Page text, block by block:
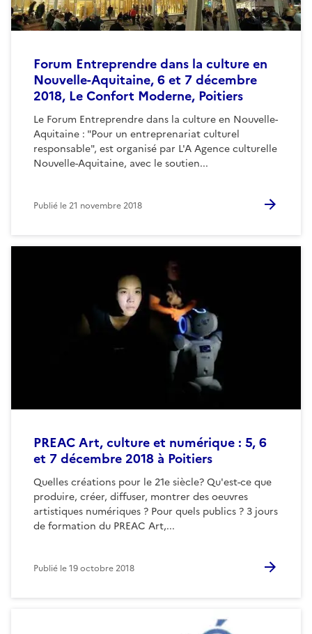
Forum Entreprendre dans la culture en
Nouvelle-Aquitaine, 6 et 7 décembre
2018, Le Confort Moderne, Poitiers
Le Forum Entreprendre dans la culture en Nouvelle-
Aquitaine : "Pour un entreprenariat culturel
responsable", est organisé par L'A Agence culturelle
Nouvelle-Aquitaine, avec le soutien...
Publié le21 novembre 2018
PREAC Art, culture et numérique : 5, 6
et 7 décembre 2018 à Poitiers
Quelles créations pour le 21e siècle? Qu'est-ce que
produire, créer, diffuser, montrer des oeuvres
artistiques numériques ? Pour quels publics ? 3 jours
de formation du PREAC Art,...
Publié le19 octobre 2018